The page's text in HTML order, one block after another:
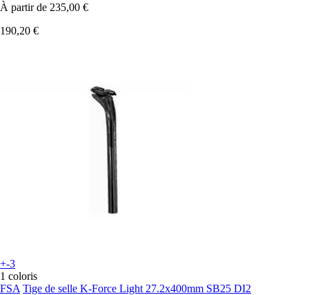
À partir de 235,00 €
190,20 €
+-3
1 coloris
FSA Tige de selle K-Force Light 27.2x400mm SB25 DI2